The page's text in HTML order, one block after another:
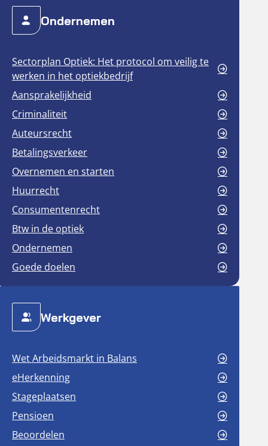
Ondernemen
Sectorplan Optiek: Het protocol om veilig te
werken in het optiekbedrijf
Aansprakelijkheid
Criminaliteit
Auteursrecht
Betalingsverkeer
Overnemen en starten
Huurrecht
Consumentenrecht
Btw in de optiek
Ondernemen
Goede doelen
Werkgever
Wet Arbeidsmarkt in Balans
eHerkenning
Stageplaatsen
Pensioen
Beoordelen